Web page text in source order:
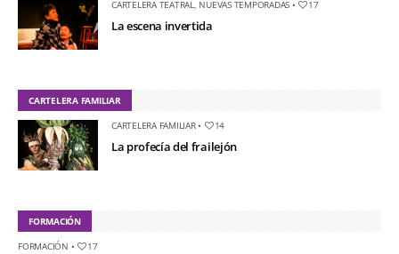
CARTELERA TEATRAL, NUEVAS TEMPORADAS • 17
La escena invertida
CARTELERA FAMILIAR
CARTELERA FAMILIAR• 14
La profecía del frailejón
FORMACIÓN
FORMACIÓN • 17